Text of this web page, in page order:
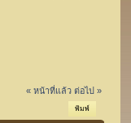
« หน้าที่แล้ว ต่อไป »
พิมพ์